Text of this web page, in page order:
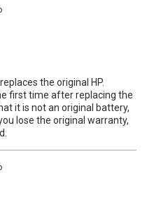
the original HP.
first time after replacing the
it is not an original battery,
lose the original warranty,